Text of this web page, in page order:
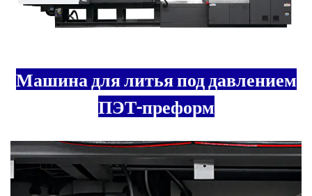
Машина для литья под давлением
ПЭТ-преформ